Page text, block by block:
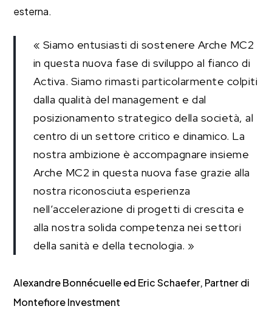
esterna.
« Siamo entusiasti di sostenere Arche MC2
in questa nuova fase di sviluppo al fianco di
Activa. Siamo rimasti particolarmente colpiti
dalla qualità del management e dal
posizionamento strategico della società, al
centro di un settore critico e dinamico. La
nostra ambizione è accompagnare insieme
Arche MC2 in questa nuova fase grazie alla
nostra riconosciuta esperienza
nell’accelerazione di progetti di crescita e
alla nostra solida competenza nei settori
della sanità e della tecnologia. »
Alexandre Bonnécuelle ed Eric Schaefer, Partner di
Montefiore Investment